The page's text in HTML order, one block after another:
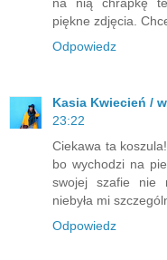
na nią chrapkę
piękne zdjęcia.
Odpowiedz
Kasia Kwiecień /
23:22
Ciekawa ta
bo wychodzi na
swojej szafie nie
niebyła mi
Odpowiedz